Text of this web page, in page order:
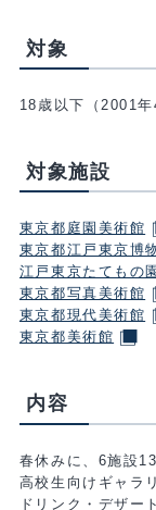
対象
18歳以下（2001年
対象施設
東京都庭園美術館
東京都江戸東京博
江戸東京たてもの園
東京都写真美術館
東京都現代美術館
東京都美術館
内容
春休みに、6施設
高校生向けギャラ
ドリンク・デザー